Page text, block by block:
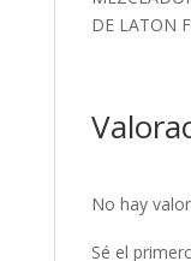
DE LATON
No hay
Sé el